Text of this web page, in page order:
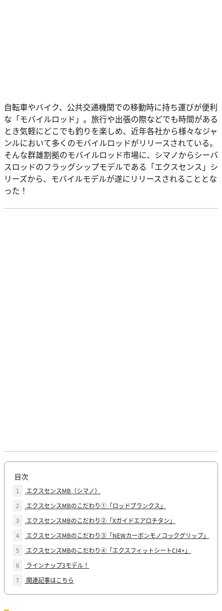
自転車やバイク、公共交通機関での移動時に持ち運びが便利
な「モバイルロッド」。旅行や出張の際などでも時間がある
とき気軽にどこでも釣りを楽しめ、近年各社から様々なジャ
ンルにおいて多くのモバイルロッドがリリースされている。
そんな群雄割拠のモバイルロッド市場に、シマノからシーバ
スロッドのフラッグシップモデルである「エクスセンス」シ
リーズから、モバイルモデルが遂にリリースされることとな
った！
目次
1
エクスセンスMB（シマノ）
2
エクスセンスMBのこだわり①「ロッドブランクス」
3
エクスセンスMBのこだわり②「Xガイドエアロチタン」
4
エクスセンスMBのこだわり③「NEWカーボンモノコックグリップ」
5
エクスセンスMBのこだわり④「エクスフィットシートCI4+」
6
ラインナップ3モデル！
7
関連記事はこちら